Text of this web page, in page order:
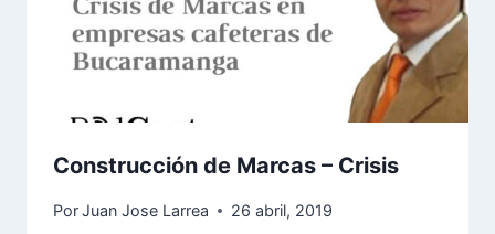
Construcción de Marcas – Crisis
PorJuan Jose Larrea 26 abril, 2019